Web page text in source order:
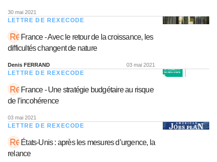
30 mai 2021
LETTRE DE REXECODE
France - Avec le retour de la croissance, les
difficultés changent de nature
Denis FERRAND 03 mai 2021
LETTRE DE REXECODE
France - Une stratégie budgétaire au risque
de l’incohérence
03 mai 2021
LETTRE DE REXECODE
États-Unis : après les mesures d’urgence, la
relance